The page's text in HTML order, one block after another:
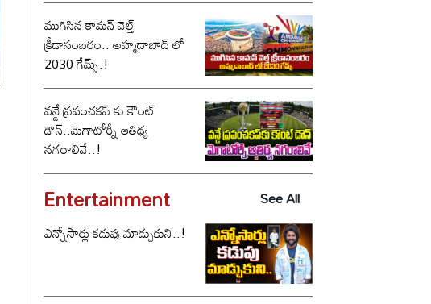
ముగిసిన కామన్ వెల్త్
క్రీడాసంబరం.. అహ్మదాబాద్ లో
2030 గేమ్స్.!
వన్డే ప్రపంచకప్ కు కౌంట్
డౌన్..మెగాటోర్నీ ఆతిథ్య
నగరాలివే..!
Entertainment
See All
ఎన్నోసార్లు కడుపు మాడ్చుకుని..!